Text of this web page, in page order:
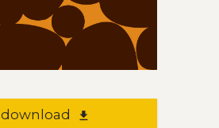
download file_download